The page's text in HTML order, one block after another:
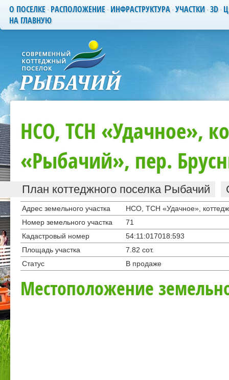
О ПОСЕЛКЕ РАСПОЛОЖЕНИЕ ИНФРАСТРУКТУРА УЧАСТКИ 3D
НА ГЛАВНУЮ
НСО, ТСН «Удачное»,
«Рыбачий», пер.
План коттеджного поселка Рыбачий
Адрес земельного участка
НСО, ТСН «Удачное»,
Номер земельного участка
71
Кадастровый номер
54:11:017018:593
Площадь участка
7.82 сот.
Статус
В продаже
Местоположение